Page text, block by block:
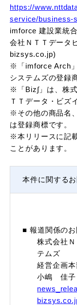
https://
service/business-
imforce 建設業統
会社ＮＴＴデータ
bizsys.co.jp)
※「imforce Arch
システムズの登録
※「Biz∫」は、株
ＴＴデータ・ビズ
※その他の商品名
は登録商標です。
※本リリースに記
ことがあります。
本件に関する
■ 報道関係の
株式会社
テムズ
経営企画
小嶋 佳子